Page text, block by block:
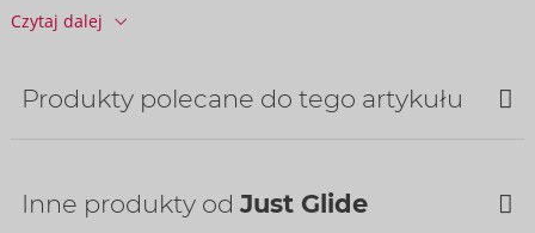
Czytaj dalej
Produkty polecane do tego artykułu
Inne produkty od Just Glide